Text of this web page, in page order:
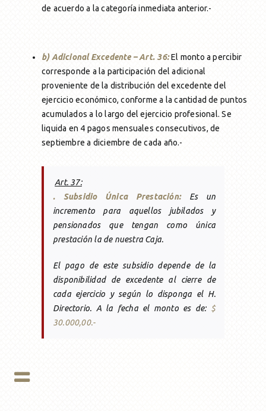
de acuerdo a la categoría inmediata anterior.-
b) Adicional Excedente – Art. 36:El monto a percibir
corresponde a la participación del adicional
proveniente de la distribución del excedente del
ejercicio económico, conforme a la cantidad de puntos
acumulados a lo largo del ejercicio profesional. Se
liquida en 4 pagos mensuales consecutivos, de
septiembre a diciembre de cada año.-
Art. 37:
. Subsidio Única Prestación:Es un
incremento para aquellos jubilados y
pensionados que tengan como única
prestación la de nuestra Caja.
El pago de este subsidio depende de la
disponibilidad de excedente al cierre de
cada ejercicio y según lo disponga el H.
Directorio. A la fecha el monto es de: $
30.000,00.-